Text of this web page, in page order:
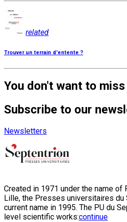
related
Trouver un terrain d'entente ?
You don't want to
Subscribe to our
Newsletters
Created in 1971 under the name
Lille, the Presses universitaires du
current name in 1995. The PU du
level scientific works:continue